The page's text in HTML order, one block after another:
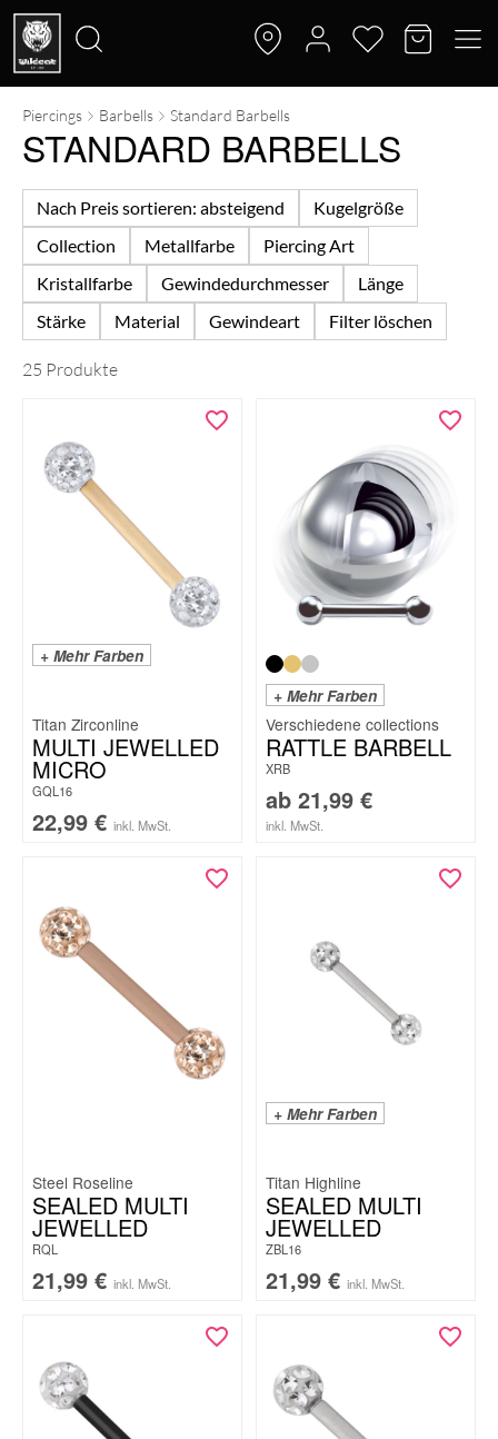
Suche
nach:
Piercings Barbells Standard Barbells
STANDARD BARBELLS
Nach Preis sortieren: absteigend
Kugelgröße
Collection
Metallfarbe
Piercing Art
Kristallfarbe
Gewindedurchmesser
Länge
Stärke
Material Gewindeart Filter löschen
25 Produkte
+ Mehr Farben
Titan Zirconline
MULTI JEWELLED
MICRO
GQL16
22,99 € inkl. MwSt.
+ Mehr Farben
RATTLE BARBELL
XRB
ab 21,99 €
inkl. MwSt.
Steel Roseline
SEALED MULTI
JEWELLED
RQL
21,99 € inkl. MwSt.
+ Mehr Farben
Titan Highline
SEALED MULTI
JEWELLED
ZBL16
21,99 € inkl. MwSt.